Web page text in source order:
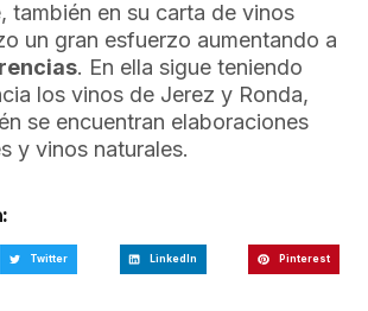
también en su carta de vinos
un gran esfuerzo aumentando a
. En ella sigue teniendo
los vinos de Jerez y Ronda,
se encuentran elaboraciones
y vinos naturales.
Twitter LinkedIn Pinterest